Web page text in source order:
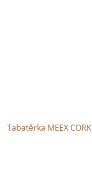
Tabatěrka MEEX CORK